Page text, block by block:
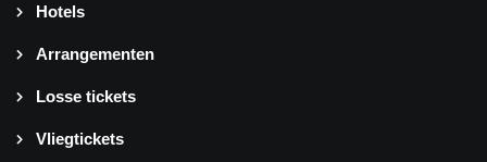
Hotels
Arrangementen
Losse tickets
Vliegtickets